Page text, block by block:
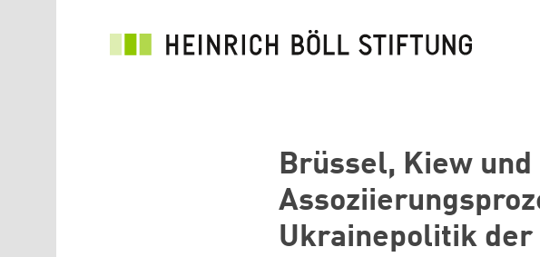
Brüssel, Kiew
Ukrainepolitik der